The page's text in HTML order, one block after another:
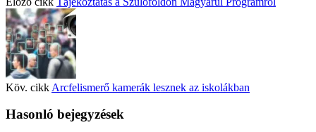
Köv. cikk Arcfelismerő kamerák lesznek az iskolákban
Hasonló bejegyzések